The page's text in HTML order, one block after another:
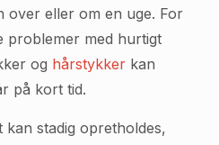
over eller om en uge. For
problemer med hurtigt
og hårstykker kan
på kort tid.
stadig opretholdes,